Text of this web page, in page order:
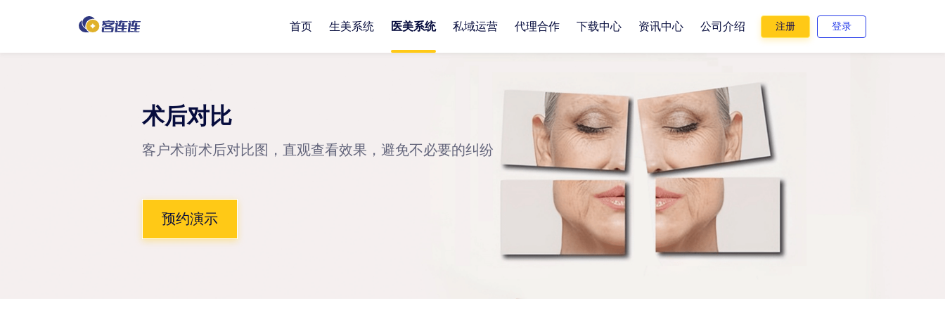
首页 生美系统
品项管理
开单收银 消耗划扣 企业O A 库存盘点 统计报表
医美系统
住院管理
电子病例 开处方单 术后对比 库存管理 数据决策
私域运营
直播
分销合伙 活动营销 通知营销 积分商城 渠道合作
代理合作 下载中心 资讯中心 公司介绍 注册 登录
术后对比
客户术前术后对比图，直观查看效果，避免不必要的纠纷
预约演示